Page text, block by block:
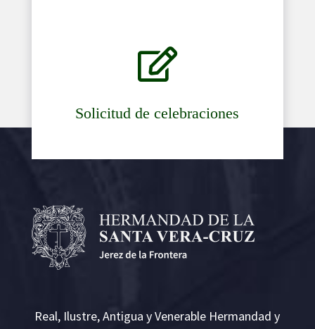

Solicitud de celebraciones
Real, Ilustre, Antigua y Venerable Hermandad y